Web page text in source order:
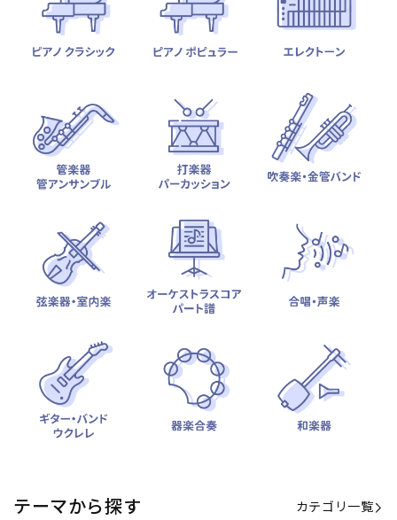
テーマから探す カテゴリ一覧